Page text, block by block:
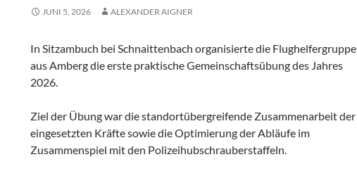
JUNI 5, 2026 ALEXANDER AIGNER
In Sitzambuch bei Schnaittenbach organisierte die Flughelfergruppe
aus Amberg die erste praktische Gemeinschaftsübung des Jahres
2026.
Ziel der Übung war die standortübergreifende Zusammenarbeit der
eingesetzten Kräfte sowie die Optimierung der Abläufe im
Zusammenspiel mit den Polizeihubschrauberstaffeln.